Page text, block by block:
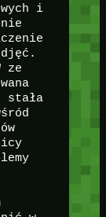
i
ze